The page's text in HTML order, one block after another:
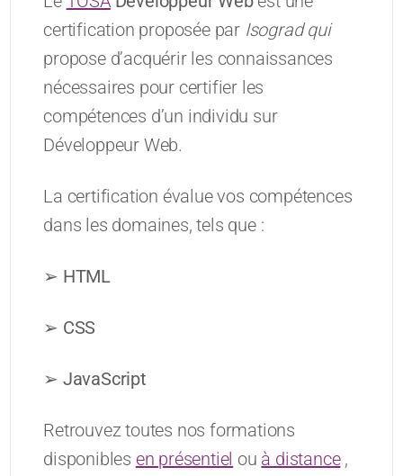
certification proposée par Isograd qui
propose d’acquérir les connaissances
nécessaires pour certifier les
compétences d’un individu sur
Développeur Web.
La certification évalue vos compétences
dans les domaines, tels que :
➢ HTML
➢ CSS
➢ JavaScript
Retrouvez toutes nos formations
disponibles en présentiel ou à distance,